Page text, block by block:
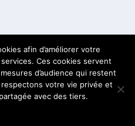
de Paris -
légales
afin d’améliorer votre
Ces cookies servent
d’audience qui restent
votre vie privée et
avec des tiers.